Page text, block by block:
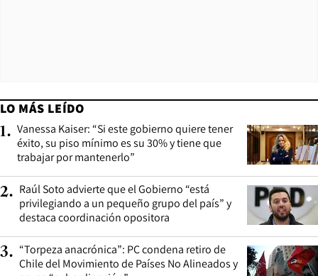
LO MÁS LEÍDO
1. Vanessa Kaiser: “Si este gobierno quiere tener
éxito, su piso mínimo es su 30% y tiene que
trabajar por mantenerlo”
2. Raúl Soto advierte que el Gobierno “está
privilegiando a un pequeño grupo del país” y
destaca coordinación opositora
3. “Torpeza anacrónica”: PC condena retiro de
Chile del Movimiento de Países No Alineados y